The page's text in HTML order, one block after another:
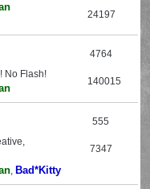
24197
No Flash!
4764
140015
, Bad*Kitty
555
7347